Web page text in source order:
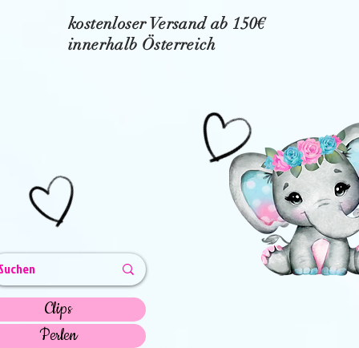
kostenloser Versand ab 150€
innerhalb Österreich
Clips
Perlen